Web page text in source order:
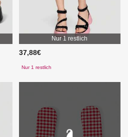
Nur 1 restlich
37,88€
Nur 1 restlich